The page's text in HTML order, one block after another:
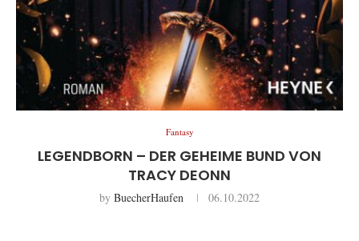
Fantasy
LEGENDBORN – DER GEHEIME BUND VON
TRACY DEONN
by BuecherHaufen 06.10.2022